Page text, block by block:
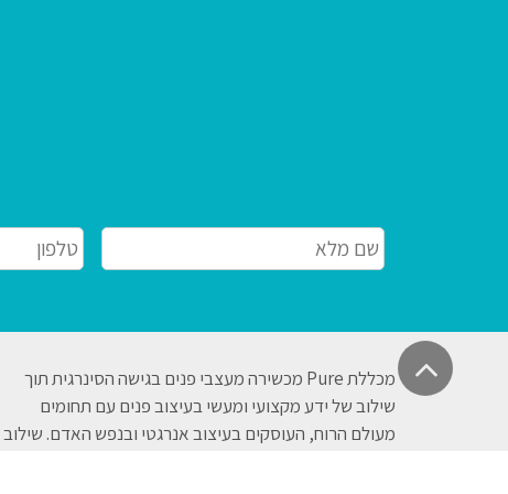
שם
מלא*
Phone
*
מכללת Pure מכשירה מעצבי פנים בגישה הסינרגית תוך
שילוב של ידע מקצועי ומעשי בעיצוב פנים עם תחומים
מעולם הרוח, העוסקים בעיצוב אנרגטי ובנפש האדם. שילוב
גלילה
לראש
העמוד